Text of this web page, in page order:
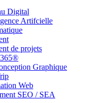
Digital
Artifcielle
de projets
Graphique
Web
SEO / SEA